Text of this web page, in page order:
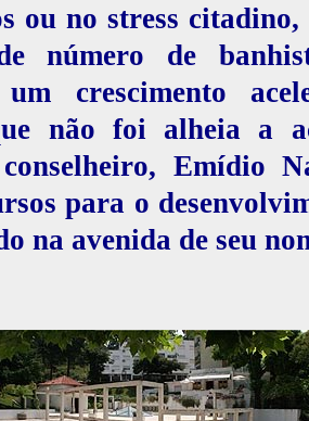
ou no stress
número de
um crescimento
não foi alheia a
Emídio
para o
na avenida de seu